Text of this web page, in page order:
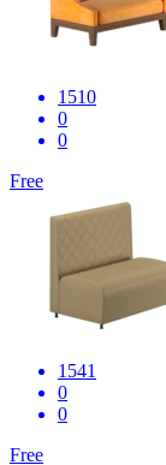
1510
0
0
Free
1541
0
0
Free